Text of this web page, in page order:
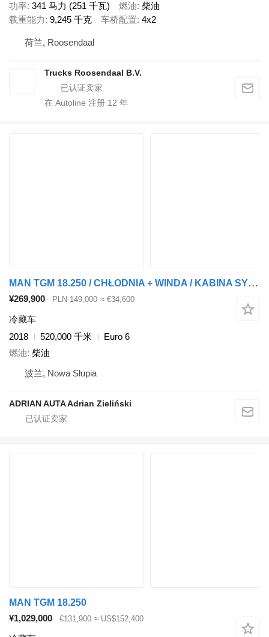
功率 341 马力 (251 千瓦) 燃油 柴油
载重能力 9,245 千克 车桥配置 4x2
荷兰, Roosendaal
Trucks Roosendaal B.V.
在 Autoline 注册 12 年
MAN TGM 18.250 / CHŁODNIA + WINDA / KABINA SYPIALNA / EURO 6 /
¥269,900 PLN 149,000 ≈ €34,600
冷藏车
2018
520,000 千米
Euro 6
燃油 柴油
波兰, Nowa Słupia
ADRIAN AUTA Adrian Zieliński
MAN TGM 18.250
¥1,029,000
€131,900 ≈ US$152,400